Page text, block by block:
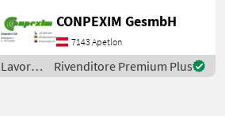
Winkeleinstellung
horizontal 1 Funktion
mechanisch: drehbar Serie:
Schürfleiste tauschbar
CONPEXIM GesmbH
7143 Apetlon
Lavorazione
terreno
Rivenditore Premium Plus